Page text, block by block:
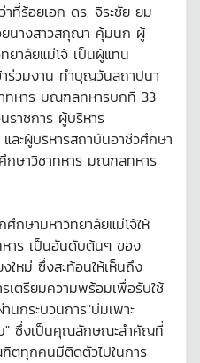
ที่ร้อยเอก ดร. จิระชัย ยม
นางสาวสกุณา คุ้มนก ผู้
ยาลัยแม่โจ้ เป็นผู้แทน
ร่วมงาน ทำบุญวันสถาปนา
ทหาร มณฑลทหารบกที่ 33
าชการ ผู้บริหาร
ละผู้บริหารสถาบันอาชีวศึกษา
ษาวิชาทหาร มณฑลทหาร
กษามหาวิทยาลัยแม่โจ้ให้
าร เป็นอันดับต้นๆ ของ
ใหม่ ซึ่งสะท้อนให้เห็นถึง
เตรียมความพร้อมเพื่อรับใช้
กระบวนการ"บ่มเพาะ
บ" ซึ่งเป็นคุณลักษณะสำคัญที่
ตทุกคนมีติดตัวไปในการ